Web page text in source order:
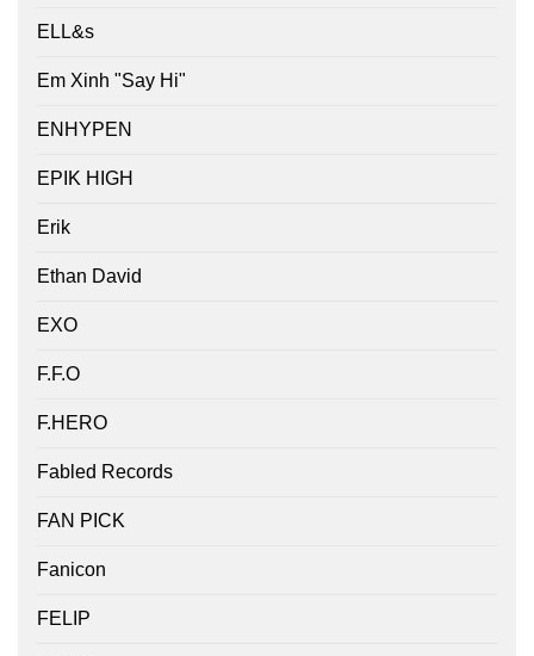
ELL&s
Em Xinh "Say Hi"
ENHYPEN
EPIK HIGH
Erik
Ethan David
EXO
F.F.O
F.HERO
Fabled Records
FAN PICK
Fanicon
FELIP